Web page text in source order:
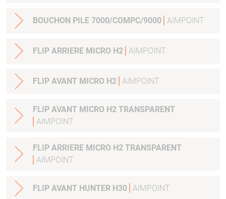
BOUCHON PILE 7000/COMPC/9000 AIMPOINT
FLIP ARRIERE MICRO H2 AIMPOINT
FLIP AVANT MICRO H2 AIMPOINT
FLIP AVANT MICRO H2 TRANSPARENT
AIMPOINT
FLIP ARRIERE MICRO H2 TRANSPARENT
AIMPOINT
FLIP AVANT HUNTER H30 AIMPOINT